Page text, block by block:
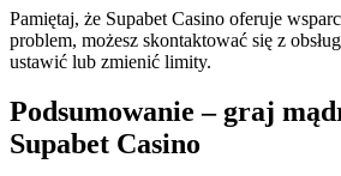
Pamiętaj, że Supabet Casino oferuje
problem, możesz skontaktować się z
ustawić lub zmienić limity.
Podsumowanie – graj
Supabet Casino